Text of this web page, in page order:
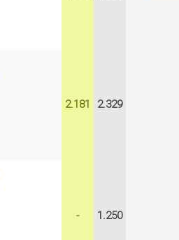
2.181 2.329
- 1.250